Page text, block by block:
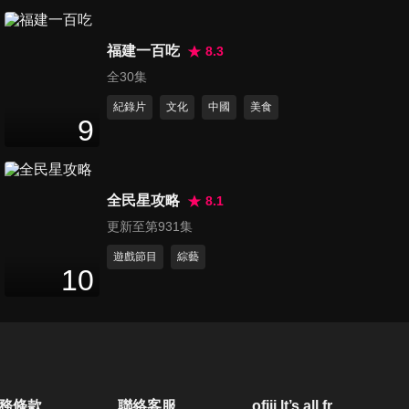
9
福建一百吃
8.3
全30集
紀錄片 文化 中國 美食
10
全民星攻略
8.1
更新至第931集
遊戲節目 綜藝
條款 聯絡客服